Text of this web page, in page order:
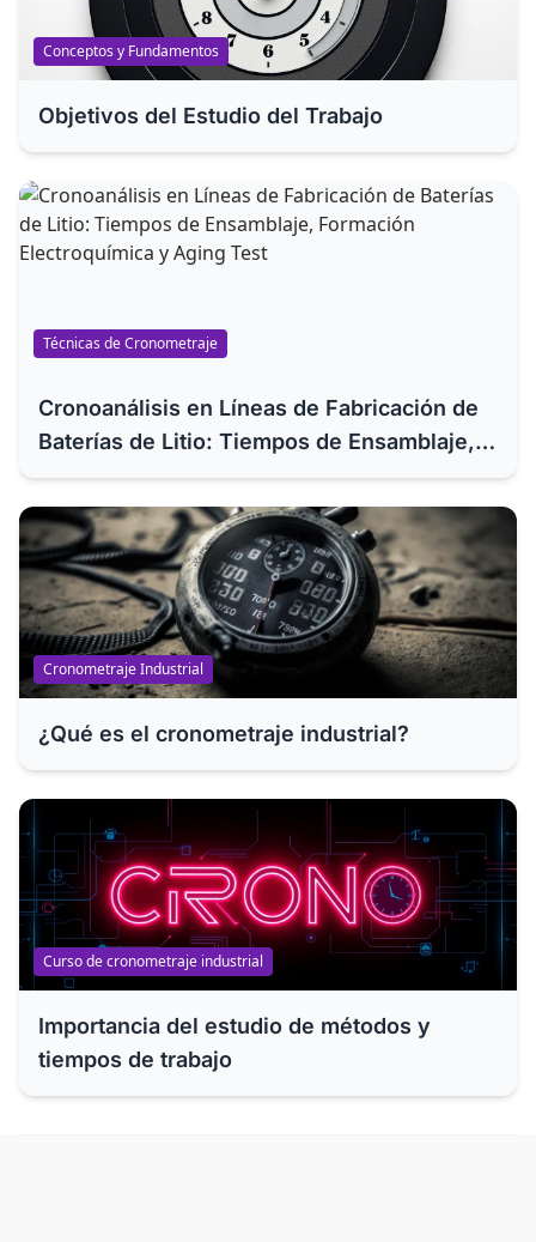
Conceptos y Fundamentos
Objetivos del Estudio del Trabajo
Técnicas de Cronometraje
Cronoanálisis en Líneas de Fabricación de
Baterías de Litio: Tiempos de Ensamblaje,
Formación Electroquímica y Aging Test
Cronometraje Industrial
¿Qué es el cronometraje industrial?
Curso de cronometraje industrial
Importancia del estudio de métodos y
tiempos de trabajo